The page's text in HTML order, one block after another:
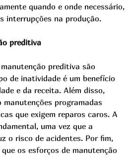
quando e onde necessário,
interrupções na produção.
preditiva
preditiva são
de inatividade é um benefício
e da receita. Além disso,
programadas
que exigem reparos caros. A
uma vez que a
o risco de acidentes. Por fim,
os esforços de manutenção